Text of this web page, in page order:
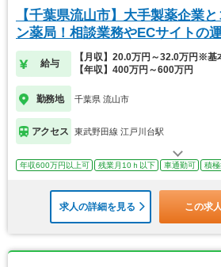
【千葉県流山市】大手製薬企業
ン薬局！相談業務やECサイトの
給与
【月収】20.0万円～32.0万円※基
【年収】400万円～600万円
勤務地 千葉県 流山市
アクセス 東武野田線 江戸川台駅
年収600万円以上可 残業月10ｈ以下 車通勤可 積
求人の詳細を見る この求